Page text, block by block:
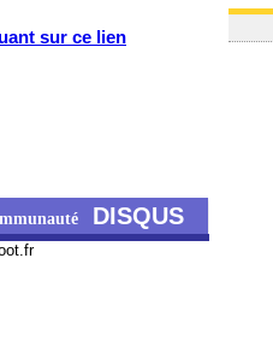
sur ce lien
DISQUS
08/08
07/08